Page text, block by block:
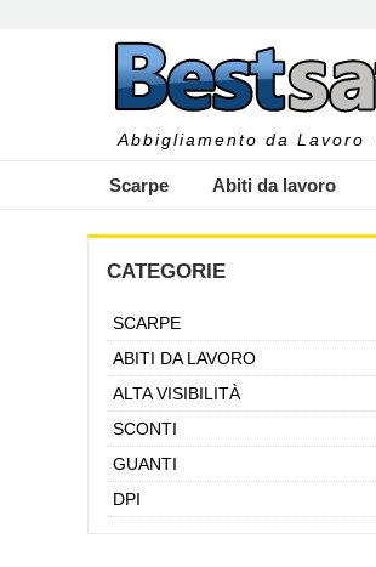
Abbigliamento da Lavoro
Scarpe Abiti da lavoro
CATEGORIE
SCARPE
ABITI DA LAVORO
ALTA VISIBILITÀ
SCONTI
GUANTI
DPI